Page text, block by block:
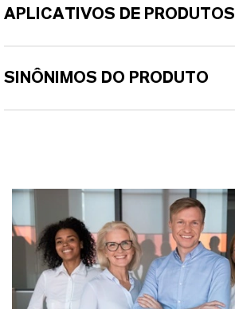
APLICATIVOS DE PRODUTOS
SINÔNIMOS DO PRODUTO